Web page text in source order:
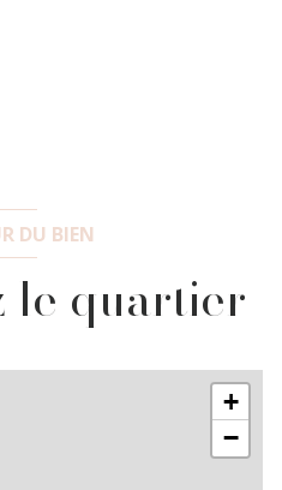
DU BIEN
le quartier
+
−